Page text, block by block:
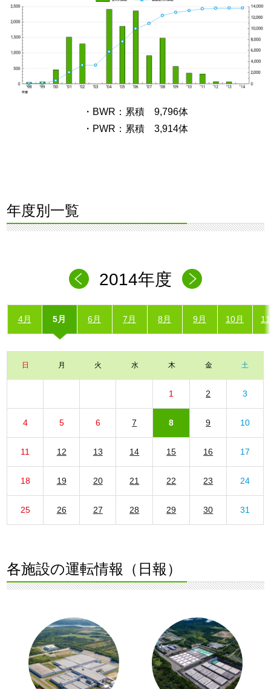
・BWR：累積 9,796体
・PWR：累積 3,914体
年度別一覧
2014年度
4月 5月 6月 7月 8月 9月 10月
日 月 火 水 木 金 土
1 2 3
4 5 6 7 8 9 10
11 12 13 14 15 16 17
18 19 20 21 22 23 24
25 26 27 28 29 30 31
各施設の運転情報（日報）